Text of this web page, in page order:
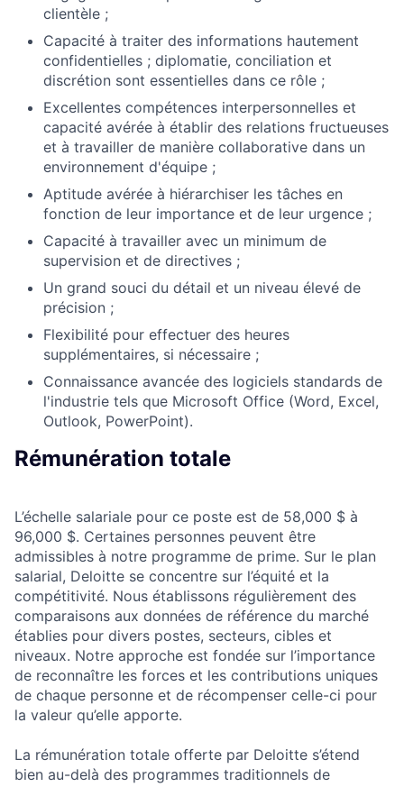
clientèle ;
Capacité à traiter des informations hautement
confidentielles ; diplomatie, conciliation et
discrétion sont essentielles dans ce rôle ;
Excellentes compétences interpersonnelles et
capacité avérée à établir des relations fructueuses
et à travailler de manière collaborative dans un
environnement d'équipe ;
Aptitude avérée à hiérarchiser les tâches en
fonction de leur importance et de leur urgence ;
Capacité à travailler avec un minimum de
supervision et de directives ;
Un grand souci du détail et un niveau élevé de
précision ;
Flexibilité pour effectuer des heures
supplémentaires, si nécessaire ;
Connaissance avancée des logiciels standards de
l'industrie tels que Microsoft Office (Word, Excel,
Outlook, PowerPoint).
Rémunération totale
L’échelle salariale pour ce poste est de 58,000 $ à
96,000 $. Certaines personnes peuvent être
admissibles à notre programme de prime. Sur le plan
salarial, Deloitte se concentre sur l’équité et la
compétitivité. Nous établissons régulièrement des
comparaisons aux données de référence du marché
établies pour divers postes, secteurs, cibles et
niveaux. Notre approche est fondée sur l’importance
de reconnaître les forces et les contributions uniques
de chaque personne et de récompenser celle-ci pour
la valeur qu’elle apporte.
La rémunération totale offerte par Deloitte s’étend
bien au-delà des programmes traditionnels de